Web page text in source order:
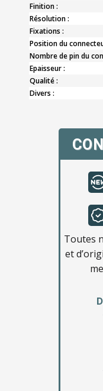
Finition :
Résolution :
Fixations :
Position du
Nombre de pin du
Epaisseur :
Qualité :
Divers :
Toutes
et